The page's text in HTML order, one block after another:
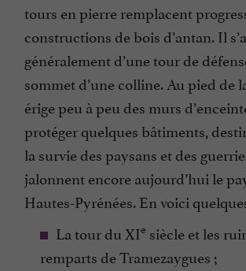
tours en pierre remplacent
constructions de bois d’antan. Il
généralement d’une tour de
sommet d’une colline. Au pied de
érige peu à peu des murs
protéger quelques bâtiments,
la survie des paysans et des
jalonnent encore aujourd’hui le
Hautes-Pyrénées. En voici
La tour du XIe siècle et les
remparts de Tramezaygues ;